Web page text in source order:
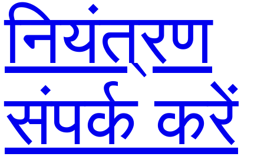
नियंत्रण
संपर्क करें